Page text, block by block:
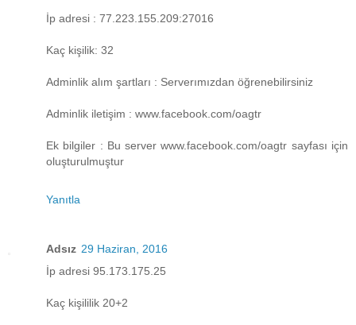
İp adresi : 77.223.155.209:27016
Kaç kişilik: 32
Adminlik alım şartları : Serverımızdan öğrenebilirsiniz
Adminlik iletişim : www.facebook.com/oagtr
Ek bilgiler : Bu server www.facebook.com/oagtr sayfası için
oluşturulmuştur
Yanıtla
Adsız 29 Haziran, 2016
İp adresi 95.173.175.25
Kaç kişililik 20+2